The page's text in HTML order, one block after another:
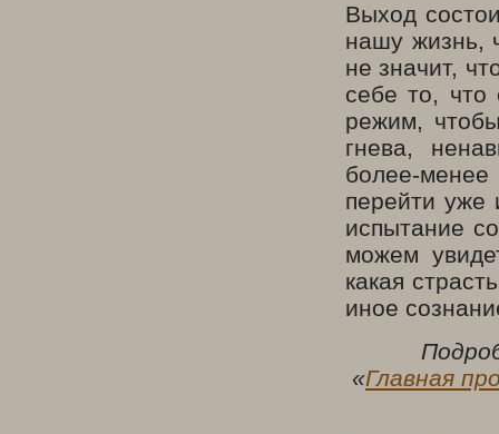
Выход
нашу жизнь,
не значит,
себе то, что
режим,
гнева,
более-
перейти уже
испытание
можем
какая
иное
«Главная